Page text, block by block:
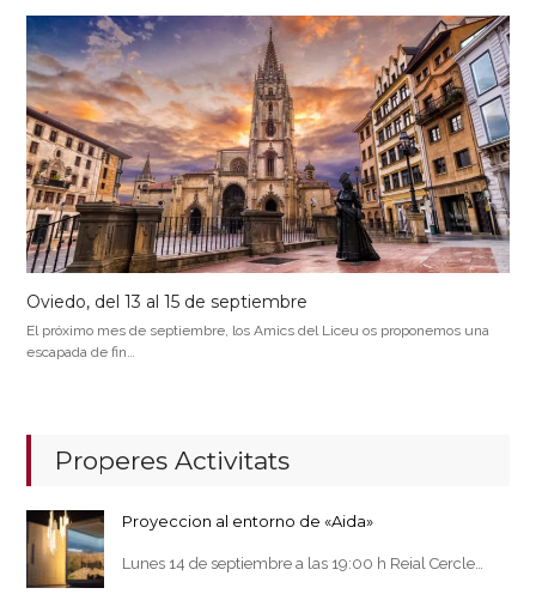
Oviedo, del 13 al 15 de septiembre
El próximo mes de septiembre, los Amics del Liceu os proponemos una
escapada de fin…
Properes Activitats
Proyeccion al entorno de «Aida»
Lunes 14 de septiembre a las 19:00 h Reial Cercle…